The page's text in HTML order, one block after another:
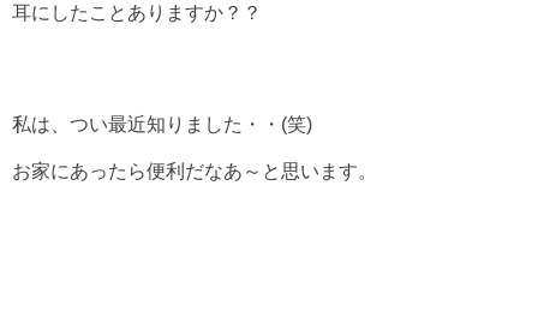
耳にしたことありますか？？
私は、つい最近知りました・・(笑)
お家にあったら便利だなあ～と思います。